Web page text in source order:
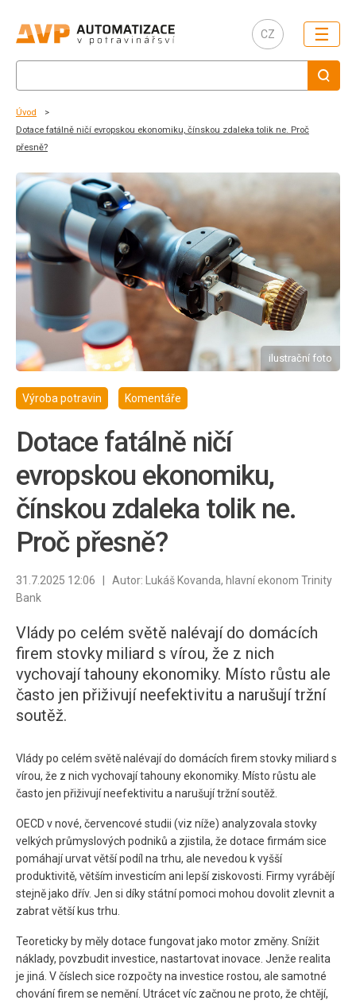
CZ ☰
Úvod
Dotace fatálně ničí evropskou ekonomiku, čínskou zdaleka tolik ne. Proč
přesně?
ilustrační foto
Výroba potravin Komentáře
Dotace fatálně ničí
evropskou ekonomiku,
čínskou zdaleka tolik ne.
Proč přesně?
31.7.2025 12:06 | Autor: Lukáš Kovanda, hlavní ekonom Trinity
Bank
Vlády po celém světě nalévají do domácích
firem stovky miliard s vírou, že z nich
vychovají tahouny ekonomiky. Místo růstu ale
často jen přiživují neefektivitu a narušují tržní
soutěž.
Vlády po celém světě nalévají do domácích firem stovky miliard s
vírou, že z nich vychovají tahouny ekonomiky. Místo růstu ale
často jen přiživují neefektivitu a narušují tržní soutěž.
OECD v nové, červencové studii (viz níže) analyzovala stovky
velkých průmyslových podniků a zjistila, že dotace firmám sice
pomáhají urvat větší podíl na trhu, ale nevedou k vyšší
produktivitě, větším investicím ani lepší ziskovosti. Firmy vyrábějí
stejně jako dřív. Jen si díky státní pomoci mohou dovolit zlevnit a
zabrat větší kus trhu.
Teoreticky by měly dotace fungovat jako motor změny. Snížit
náklady, povzbudit investice, nastartovat inovace. Jenže realita
je jiná. V číslech sice rozpočty na investice rostou, ale samotné
chování firem se nemění. Utrácet víc začnou ne proto, že chtějí,